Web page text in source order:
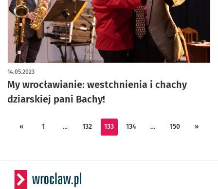
My wrocławianie: westchnienia i chachy
dziarskiej pani Bachy!
14.05.2023
« 1 … 132 133 134 … 150 »